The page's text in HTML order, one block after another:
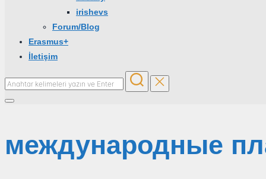
irishevs
Forum/Blog
Erasmus+
İletişim
Aranacak
içerik:
dolaşımı
aç/kapat
международные